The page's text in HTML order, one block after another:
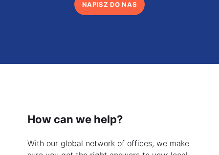
NAPISZ DO NAS
How can we help?
With our global network of offices, we make